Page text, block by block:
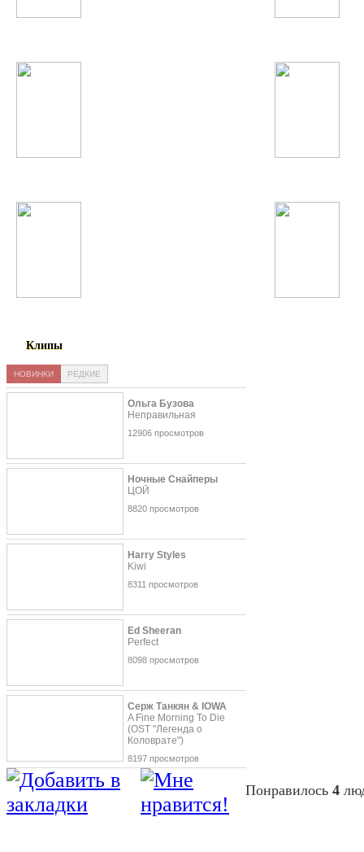
Клипы
НОВИНКИ РЕДКИЕ
Ольга Бузова
Неправильная
12906 просмотров
Ночные Снайперы
ЦОЙ
8820 просмотров
Harry Styles
Kiwi
8311 просмотров
Ed Sheeran
Perfect
8098 просмотров
Серж Танкян & IOWA
A Fine Morning To Die
(OST "Легенда о
Коловрате")
8197 просмотров
Понравилось 4